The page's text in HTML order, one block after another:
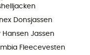
Donsjassen
Hansen Jassen
Fleecevesten